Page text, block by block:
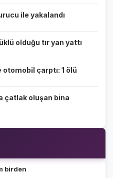
ile yakalandı
olduğu tır yan yattı
çarptı: 1 ölü
çatlak oluşan bina
birden